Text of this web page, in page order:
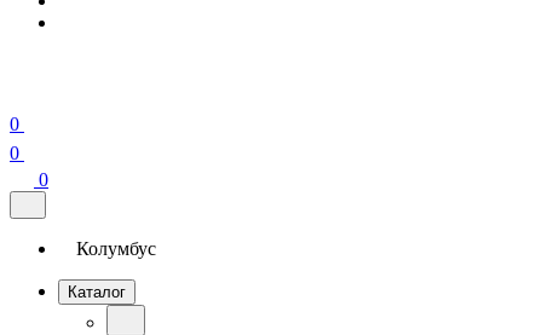
0
0
0
Колумбус
Каталог